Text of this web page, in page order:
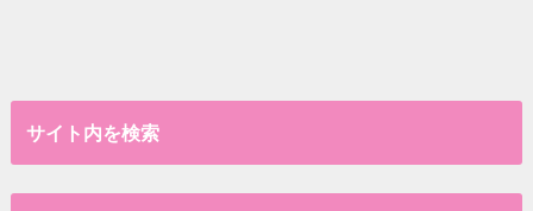
サイト内を検索